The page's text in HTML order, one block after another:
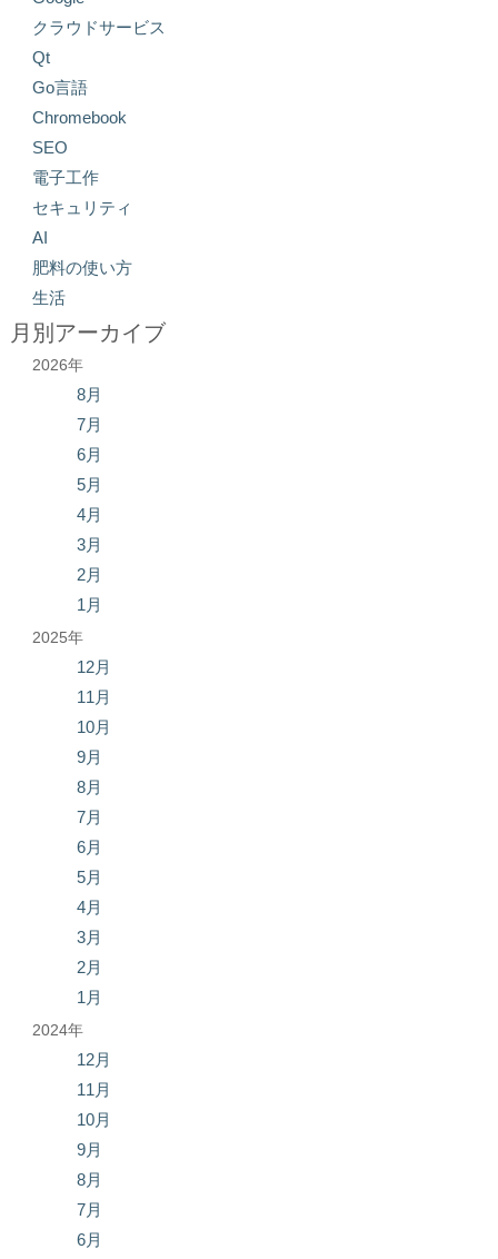
クラウドサービス
Qt
Go言語
Chromebook
SEO
電子工作
セキュリティ
AI
肥料の使い方
生活
月別アーカイブ
2026年
8月
7月
6月
5月
4月
3月
2月
1月
2025年
12月
11月
10月
9月
8月
7月
6月
5月
4月
3月
2月
1月
2024年
12月
11月
10月
9月
8月
7月
6月